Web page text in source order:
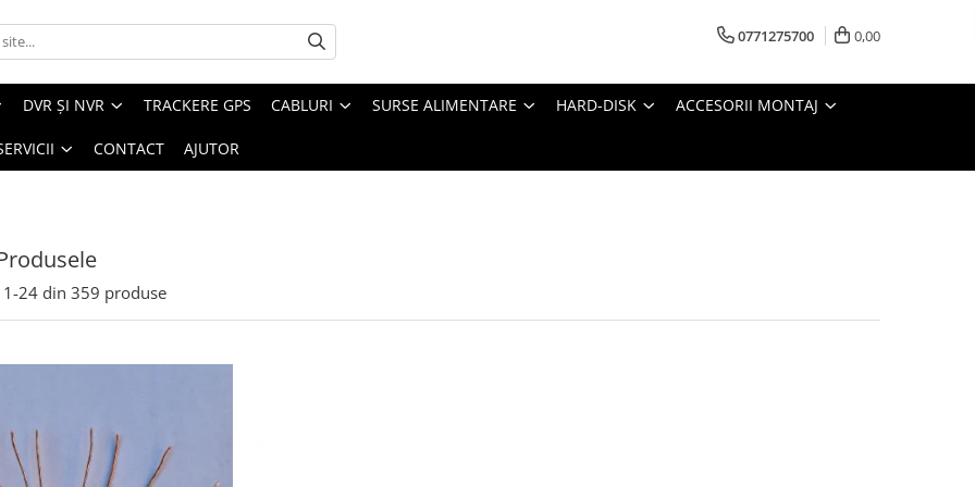
0771275700 0,00
DVR ȘI NVR TRACKERE GPS CABLURI SURSE ALIMENTARE HARD-DISK ACCESORII MONTAJ
CONTACT AJUTOR
1-24 din 359 produse